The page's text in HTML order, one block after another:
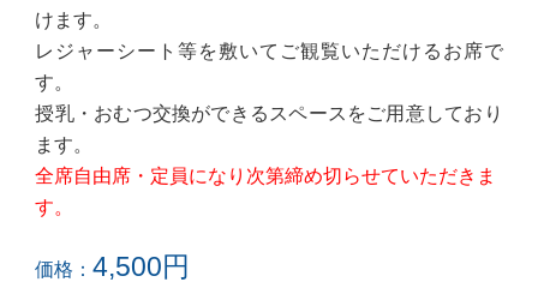
けます。
レジャーシート等を敷いてご観覧いただけるお席で
す。
授乳・おむつ交換ができるスペースをご用意しており
ます。
全席自由席・定員になり 次第締め切らせていただきま
す。
価格：4,500円